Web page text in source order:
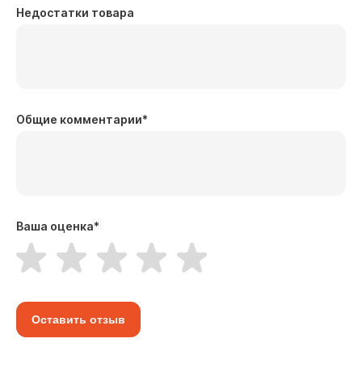
Недостатки товара
Общие комментарии*
Ваша оценка*
Оставить отзыв